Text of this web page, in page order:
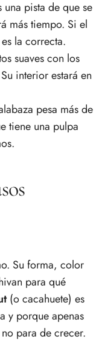
pista de que se
más tiempo. Si el
la correcta.
suaves con los
interior estará en
pesa más de
tiene una pulpa
Su forma, color
para qué
(o cacahuete) es
y porque apenas
para de crecer.